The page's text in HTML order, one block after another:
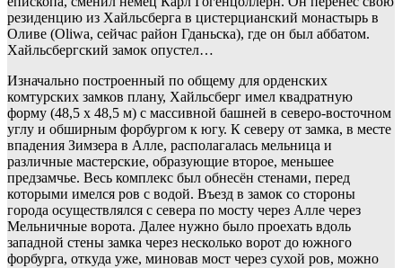
резиденцию из Хайльсберга в цистерцианский монастырь в
Оливе (Oliwa, сейчас район Гданьска), где он был аббатом.
Хайльсбергский замок опустел…
Изначально построенный по общему для орденских
комтурских замков плану, Хайльсберг имел квадратную
форму (48,5 х 48,5 м) с массивной башней в северо-восточном
углу и обширным форбургом к югу. К северу от замка, в месте
впадения Зимзера в Алле, располагалась мельница и
различные мастерские, образующие второе, меньшее
предзамчье. Весь комплекс был обнесён стенами, перед
которыми имелся ров с водой. Въезд в замок со стороны
города осуществлялся с севера по мосту через Алле через
Мельничные ворота. Далее нужно было проехать вдоль
западной стены замка через несколько ворот до южного
форбурга, откуда уже, миновав мост через сухой ров, можно